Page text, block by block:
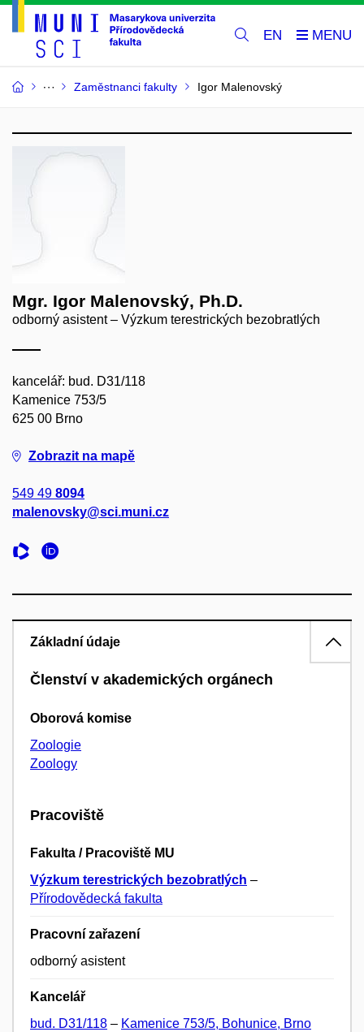
EN
Zaměstnanci fakulty Igor Malenovský
Mgr. Igor Malenovský, Ph.D.
odborný asistent – Výzkum terestrických bezobratlých
kancelář: bud. D31/118
Kamenice 753/5
625 00 Brno
Zobrazit na mapě
549 49 8094
malenovsky@sci.muni.cz
Základní údaje
Členství v akademických orgánech
Oborová komise
Zoologie
Zoology
Pracoviště
Fakulta / Pracoviště MU
Výzkum terestrických bezobratlých –
Přírodovědecká fakulta
Pracovní zařazení
odborný asistent
Kancelář
bud. D31/118 – Kamenice 753/5, Bohunice, Brno